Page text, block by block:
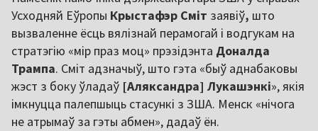
Усходняй Еўропы Крыстафэр Сміт заявіў, што
вызваленне ёсць вялізнай перамогай і водгукам на
стратэгію «мір праз моц» прэзідэнта Доналда
Трампа. Сміт адзначыў, што гэта «быў аднабаковы
жэст з боку ўладаў [Аляксандра] Лукашэнкі», якія
імкнуцца палепшыць стасункі з ЗША. Менск «нічога
не атрымаў за гэты абмен», дадаў ён.